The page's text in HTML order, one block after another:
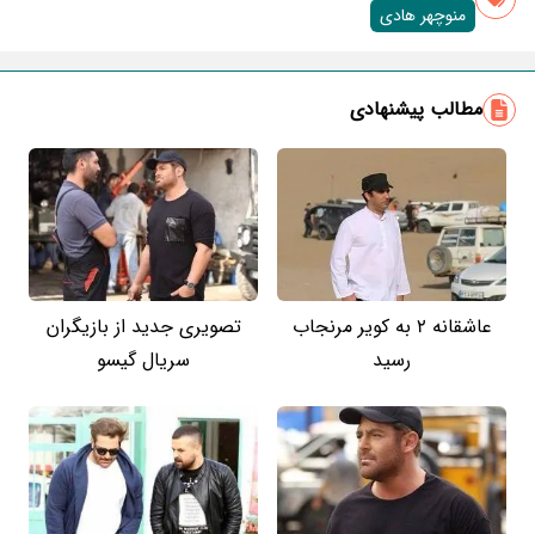
منوچهر هادی
مطالب پیشنهادی
عاشقانه 2 به کویر مرنجاب
رسید
تصویری جدید از بازیگران
سریال گیسو